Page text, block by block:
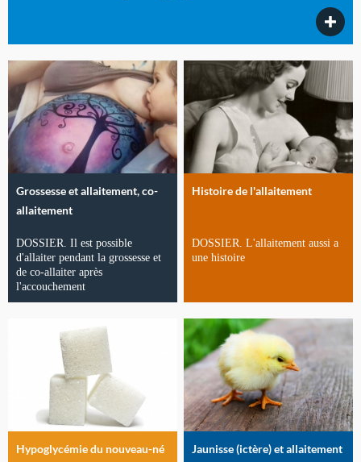
Grossesse et allaitement, co-
allaitement
DOSSIER. Il est possible
d'allaiter pendant la grossesse et
de co-allaiter après
l'accouchement
Histoire de l'allaitement
DOSSIER. L'allaitement aussi a
une histoire
Hypoglycémie du nouveau-né Jaunisse (ictère) et allaitement